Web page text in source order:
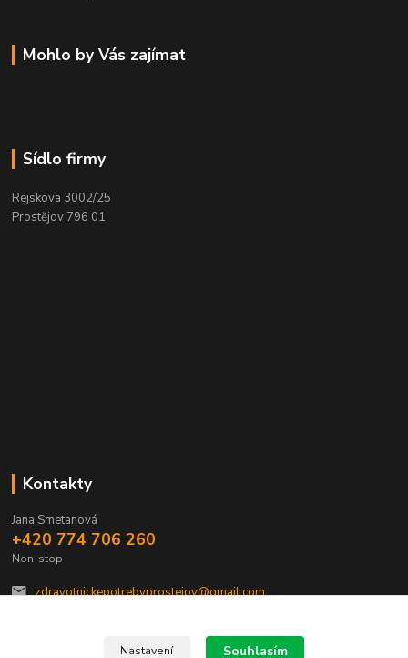
Mohlo by Vás zajímat
Sídlo firmy
Rejskova 3002/25
Prostějov 796 01
Kontakty
Jana Smetanová
+420 774 706 260
Non-stop
zdravotnickepotrebyprostejov@gmail.com
Nastavení Souhlasím